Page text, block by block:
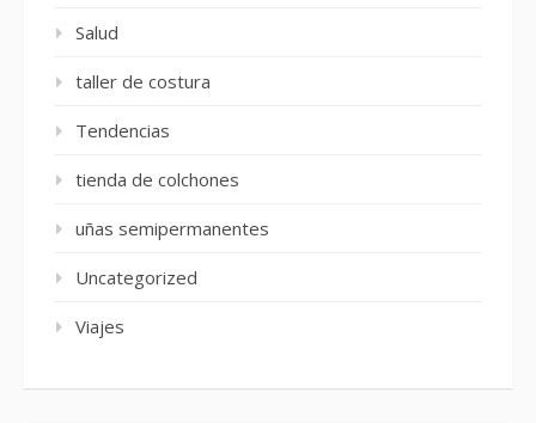
Salud
taller de costura
Tendencias
tienda de colchones
uñas semipermanentes
Uncategorized
Viajes